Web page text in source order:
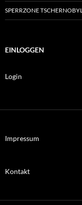
SPERRZONE TSCHERNOBYL
EINLOGGEN
Login
Impressum
Kontakt